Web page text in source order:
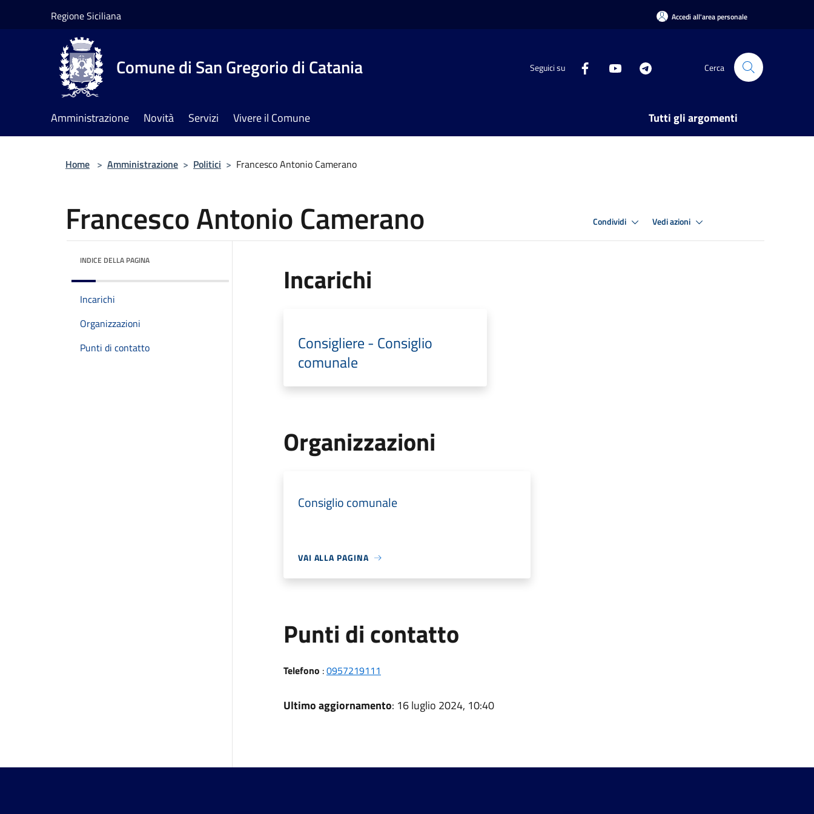
Regione Siciliana Accedi all'area personale
Comune di San Gregorio di Catania Seguici su Cerca
Amministrazione Novità Servizi Vivere il Comune Tutti gli argomenti
Home > Amministrazione > Politici > Francesco Antonio Camerano
Francesco Antonio Camerano Condividi Vedi azioni
INDICE DELLA PAGINA
Incarichi
Organizzazioni
Punti di contatto
Incarichi
Consigliere - Consiglio
comunale
Organizzazioni
Consiglio comunale
VAI ALLA PAGINA
Punti di contatto
Telefono :0957219111
Ultimo aggiornamento: 16 luglio 2024, 10:40